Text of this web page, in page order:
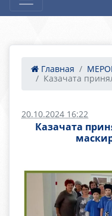
Главная
Казачата
20.10.2024 16:22
Казачата